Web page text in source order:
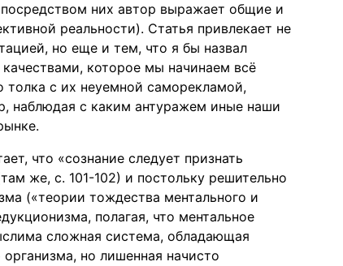
посредством них автор выражает общие и
реальности). Статья привлекает не
но еще и тем, что я бы назвал
которое мы начинаем всё
толка с их неуемной саморекламой,
наблюдая с каким антуражем иные наши
что «сознание следует признать
же, с. 101-102) и постольку решительно
(«теории тождества ментального и
полагая, что ментальное
сложная система, обладающая
но лишенная начисто